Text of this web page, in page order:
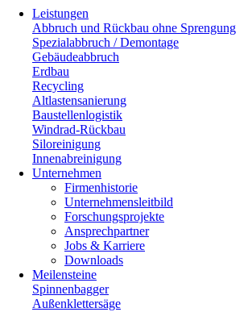
Leistungen
Abbruch und Rückbau ohne Sprengung
Spezialabbruch / Demontage
Gebäudeabbruch
Erdbau
Recycling
Altlastensanierung
Baustellenlogistik
Windrad-Rückbau
Siloreinigung
Innenabreinigung
Unternehmen
Firmenhistorie
Unternehmensleitbild
Forschungsprojekte
Ansprechpartner
Jobs & Karriere
Downloads
Meilensteine
Spinnenbagger
Außenklettersäge